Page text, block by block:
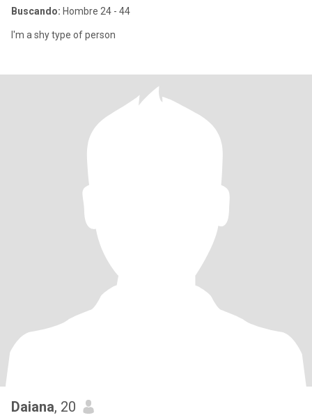
Buscando: Hombre 24 - 44
I'm a shy type of person
Daiana, 20